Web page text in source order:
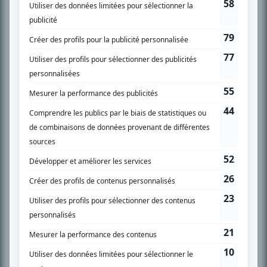
SUR LE RÉSEAU BIZZ MÉDIA
PLAN DU SITE
Accueil
Liste des oeuvres
Recherche avancée
À propos
Nous contacter
Termes et conditions
Politique de confidentialité
Gestion du consentement